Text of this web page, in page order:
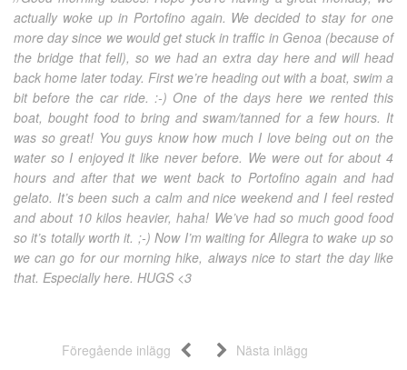
actually woke up in Portofino again. We decided to stay for one
more day since we would get stuck in traffic in Genoa (because of
the bridge that fell), so we had an extra day here and will head
back home later today. First we’re heading out with a boat, swim a
bit before the car ride. :-) One of the days here we rented this
boat, bought food to bring and swam/tanned for a few hours. It
was so great! You guys know how much I love being out on the
water so I enjoyed it like never before. We were out for about 4
hours and after that we went back to Portofino again and had
gelato. It’s been such a calm and nice weekend and I feel rested
and about 10 kilos heavier, haha! We’ve had so much good food
so it’s totally worth it. ;-) Now I’m waiting for Allegra to wake up so
we can go for our morning hike, always nice to start the day like
that. Especially here. HUGS <3
Föregående inlägg Nästa inlägg